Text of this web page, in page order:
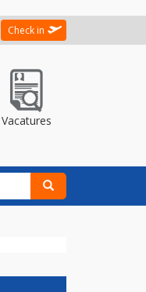
Check in
Vacatures